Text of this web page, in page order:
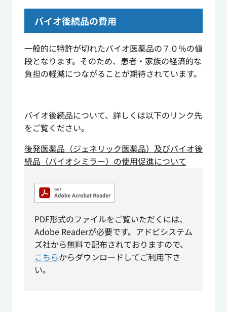
バイオ後続品の費用
一般的に特許が切れたバイオ医薬品の７０％の値
段となります。そのため、患者・家族の経済的な
負担の軽減につながることが期待されています。
バイオ後続品について、詳しくは以下のリンク先
をご覧ください。
後発医薬品（ジェネリック医薬品）及びバイオ後
続品（バイオシミラー）の使用促進について
PDF形式のファイルをご覧いただくには、
Adobe Readerが必要です。アドビシステム
ズ社から無料で配布されておりますので、
こちらからダウンロードしてご利用下さ
い。